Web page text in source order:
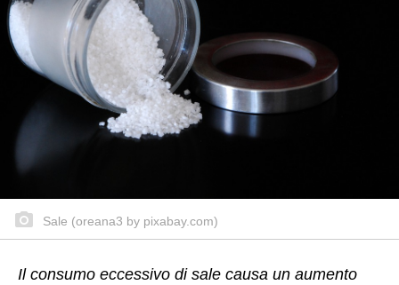
Sale (oreana3 by pixabay.com)
Il consumo eccessivo di sale causa un aumento